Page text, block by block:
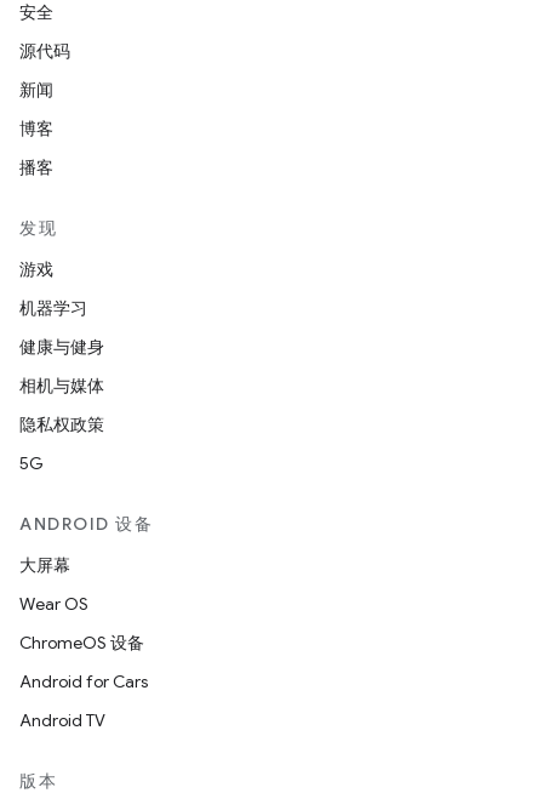
安全
源代码
新闻
博客
播客
发现
游戏
机器学习
健康与健身
相机与媒体
隐私权政策
5G
ANDROID 设备
大屏幕
Wear OS
ChromeOS 设备
Android for Cars
Android TV
版本